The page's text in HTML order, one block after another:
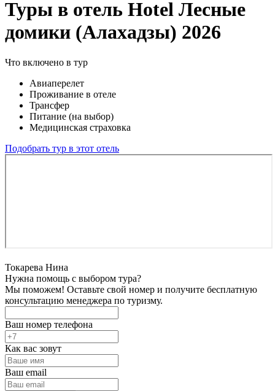
Туры в отель Hotel Лесные
домики (Алахадзы) 2026
Что включено в тур
Авиаперелет
Проживание в отеле
Трансфер
Питание (на выбор)
Медицинская страховка
Подобрать тур в этот отель
Токарева Нина
Нужна помощь с выбором тура?
Мы поможем! Оставьте свой номер и получите бесплатную
консультацию менеджера по туризму.
Ваш номер телефона
Как вас зовут
Ваш email